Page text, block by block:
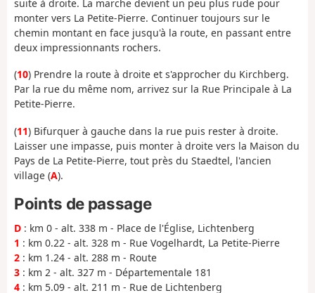
suite à droite. La marche devient un peu plus rude pour
monter vers La Petite-Pierre. Continuer toujours sur le
chemin montant en face jusqu'à la route, en passant entre
deux impressionnants rochers.
(10) Prendre la route à droite et s'approcher du Kirchberg.
Par la rue du même nom, arrivez sur la Rue Principale à La
Petite-Pierre.
(11) Bifurquer à gauche dans la rue puis rester à droite.
Laisser une impasse, puis monter à droite vers la Maison du
Pays de La Petite-Pierre, tout près du Staedtel, l'ancien
village (A).
Points de passage
D : km 0 - alt. 338 m - Place de l'Église, Lichtenberg
1 : km 0.22 - alt. 328 m - Rue Vogelhardt, La Petite-Pierre
2 : km 1.24 - alt. 288 m - Route
3 : km 2 - alt. 327 m - Départementale 181
4 : km 5.09 - alt. 211 m - Rue de Lichtenberg